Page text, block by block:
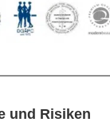
und Risiken